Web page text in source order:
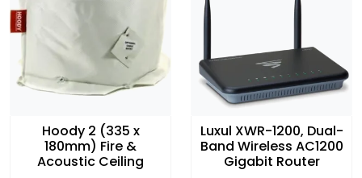
Hoody 2 (335 x
180mm) Fire &
Acoustic Ceiling
Luxul XWR-1200, Dual-
Band Wireless AC1200
Gigabit Router